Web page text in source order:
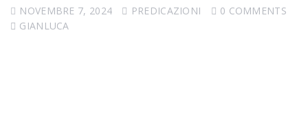
NOVEMBRE 7, 2024 PREDICAZIONI
0 COMMENTS
GIANLUCA